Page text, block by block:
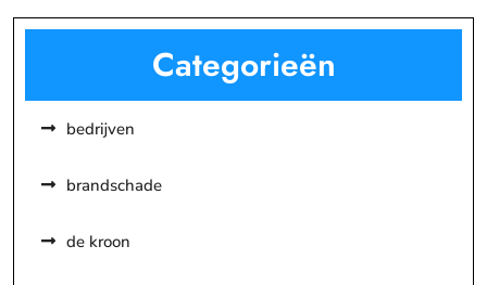
Categorieën
bedrijven
brandschade
de kroon